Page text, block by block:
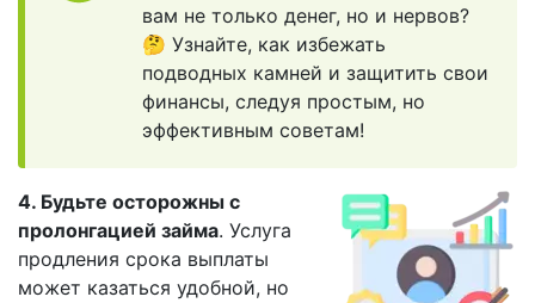
вам не только денег, но и нервов?
🤔 Узнайте, как избежать
подводных камней и защитить свои
финансы, следуя простым, но
эффективным советам!
4. Будьте осторожны с
пролонгацией займа. Услуга
продления срока выплаты
может казаться удобной, но